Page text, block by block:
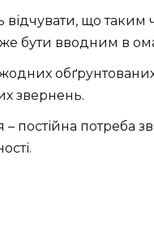
відчувати, що
бути вводним в
жодних
звернень.
постійна потреба